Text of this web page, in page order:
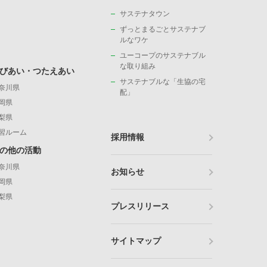
あい・つたえあい
川県
県
県
ルーム
他の活動
川県
県
県
サステナタウン
ずっとまるごとサステナブ
ルなワケ
ユーコープのサステナブル
な取り組み
サステナブルな「生協の宅
配」
採用情報
お知らせ
プレスリリース
サイトマップ